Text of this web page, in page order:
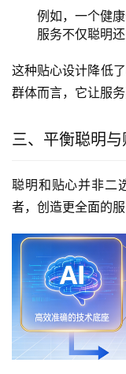
例如，一个健
服务不仅聪明还
这种贴心设计降低
群体而言，它让服务
三、平衡聪明
聪明和贴心并非
者，创造更全面的服